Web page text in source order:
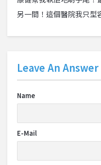
另一間！這個醫院我只型
Leave An Answer
Name
E-Mail